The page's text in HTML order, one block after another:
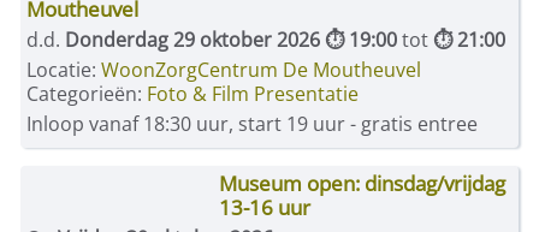
Moutheuvel
d.d. Donderdag 29 oktober 2026 ⏱ 19:00tot ⏱ 21:00
Locatie:WoonZorgCentrum De Moutheuvel
Categorieën: Foto & Film Presentatie
Inloop vanaf 18:30 uur, start 19 uur - gratis entree
Museum open: dinsdag/vrijdag
13-16 uur